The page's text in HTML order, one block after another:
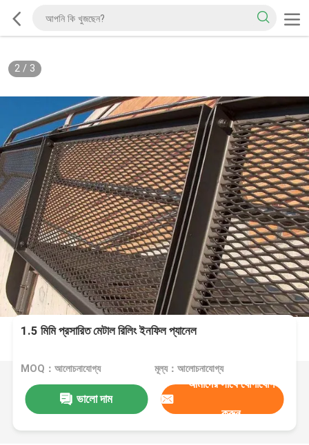
2/ 3
1.5 মিমি প্রসারিত মেটাল রিলিং ইনফিল প্যানেল
MOQ：আলোচনাযোগ্য মূল্য：আলোচনাযোগ্য
ভালো দাম
আমাদের সাথে যোগাযোগ
করুন